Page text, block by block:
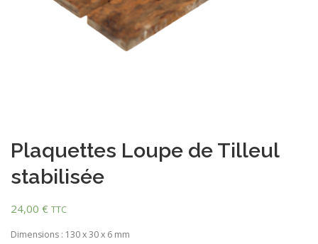
Plaquettes Loupe de Tilleul
stabilisée
24,00 € TTC
Dimensions : 130 x 30 x 6 mm